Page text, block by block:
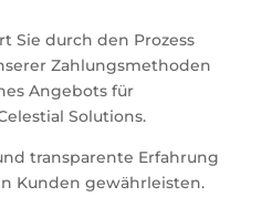
Sie durch den Prozess
Zahlungsmethoden
Angebots für
Solutions.
transparente Erfahrung
Kunden gewährleisten.